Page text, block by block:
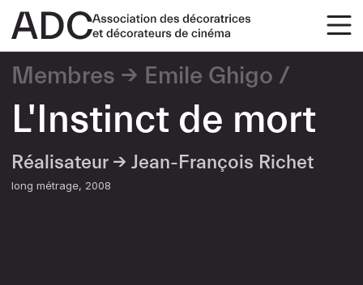
Membres Emile Ghigo
L'Instinct de mort
Réalisateur → Jean-François Richet
long métrage 2008